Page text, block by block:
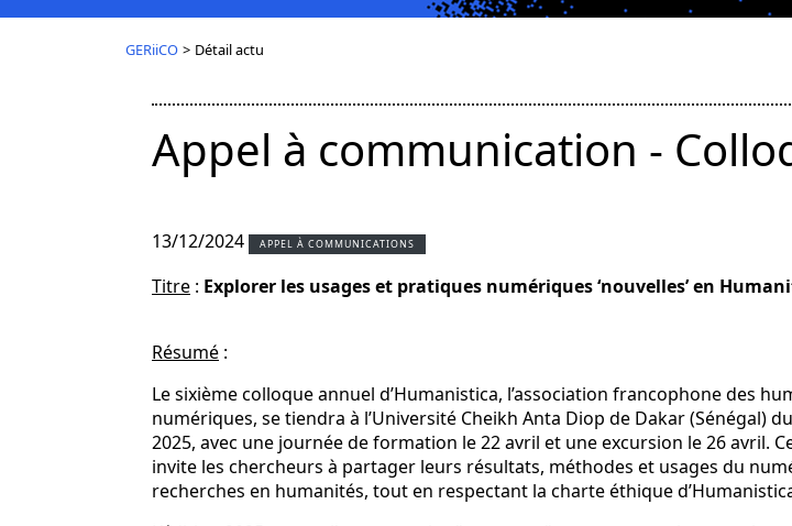
GERiiCO > Détail actu
Appel à communication -
13/12/2024 APPEL À COMMUNICATIONS
Titre : Explorer les usages et pratiques numériques ‘nouvelles’ en
Résumé :
Le sixième colloque annuel d’Humanistica, l’association francophone des
numériques, se tiendra à l’Université Cheikh Anta Diop de Dakar (Sénégal)
2025, avec une journée de formation le 22 avril et une excursion le 26 avril.
invite les chercheurs à partager leurs résultats, méthodes et usages du
recherches en humanités, tout en respectant la charte éthique